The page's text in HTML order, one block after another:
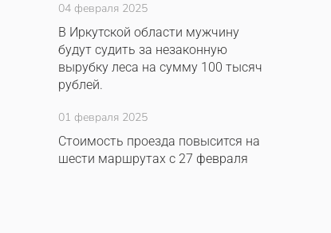
04 февраля 2025
В Иркутской области мужчину
будут судить за незаконную
вырубку леса на сумму 100 тысяч
рублей.
01 февраля 2025
Стоимость проезда повысится на
шести маршрутах с 27 февраля